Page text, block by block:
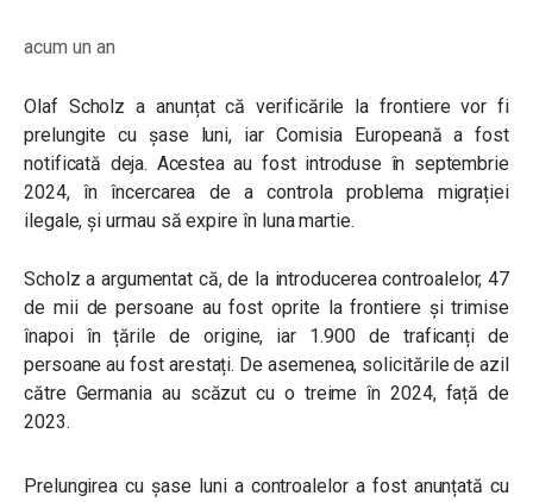
acum un an
Olaf Scholz a anunțat că verificările la frontiere vor fi
prelungite cu șase luni, iar Comisia Europeană a fost
notificată deja. Acestea au fost introduse în septembrie
2024, în încercarea de a controla problema migrației
ilegale, și urmau să expire în luna martie.
Scholz a argumentat că, de la introducerea controalelor, 47
de mii de persoane au fost oprite la frontiere și trimise
înapoi în țările de origine, iar 1.900 de traficanți de
persoane au fost arestați. De asemenea, solicitările de azil
către Germania au scăzut cu o treime în 2024, față de
2023.
Prelungirea cu șase luni a controalelor a fost anunțată cu